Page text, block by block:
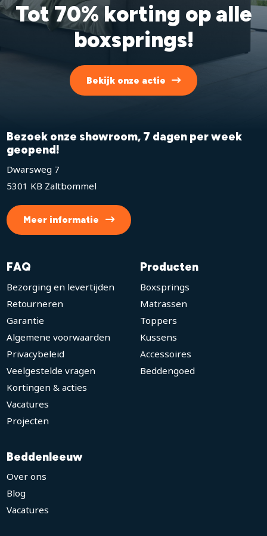
Tot 70% korting op alle
boxsprings!
Bekijk onze actie
Bezoek onze showroom, 7 dagen per week
geopend!
Dwarsweg 7
5301 KB Zaltbommel
Meer informatie
FAQ
Bezorging en levertijden
Retourneren
Garantie
Algemene voorwaarden
Privacybeleid
Veelgestelde vragen
Kortingen & acties
Vacatures
Projecten
Producten
Boxsprings
Matrassen
Toppers
Kussens
Accessoires
Beddengoed
Beddenleeuw
Over ons
Blog
Vacatures